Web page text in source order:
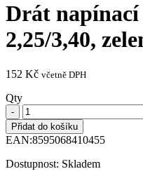
Drát
2,25/3,40,
152 Kč včetně DPH
Qty
Přidat do košíku
EAN:8595068410455
Dostupnost: Skladem